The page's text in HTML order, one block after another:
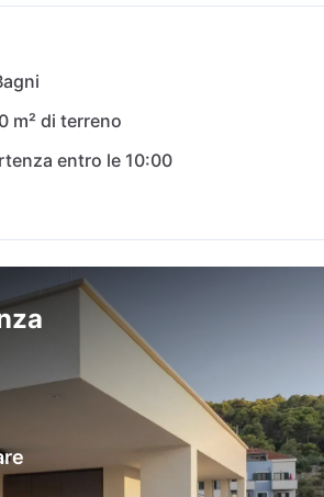
sue affascinanti stradine è a pochi
arrivo, così il tuo soggiorno da
m² di terreno
entro le 10:00